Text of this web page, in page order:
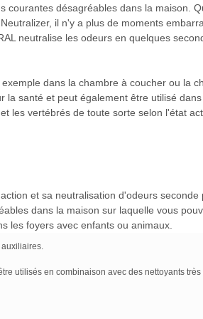
désagréables dans la maison.
il n'y a plus de moments
neutralise les odeurs en quelques
dans la chambre à coucher ou la
santé et peut également être utilisé
les vertébrés de toute sorte selon l'état
et sa neutralisation d'odeurs
dans la maison sur laquelle vous
les foyers avec enfants ou animaux.
utilisés en combinaison avec des nettoyants